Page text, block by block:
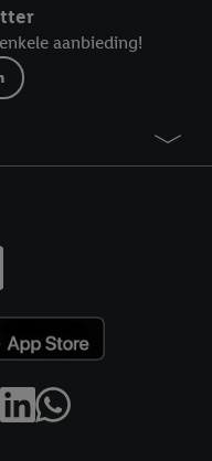
aanbieding!